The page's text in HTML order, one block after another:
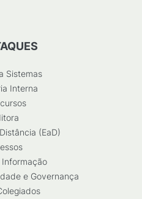
Sistemas
Interna
(EaD)
Informação
e Governança